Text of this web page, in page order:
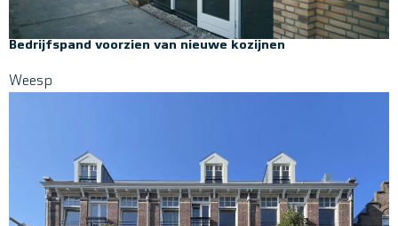
Bedrijfspand voorzien van nieuwe kozijnen
Weesp